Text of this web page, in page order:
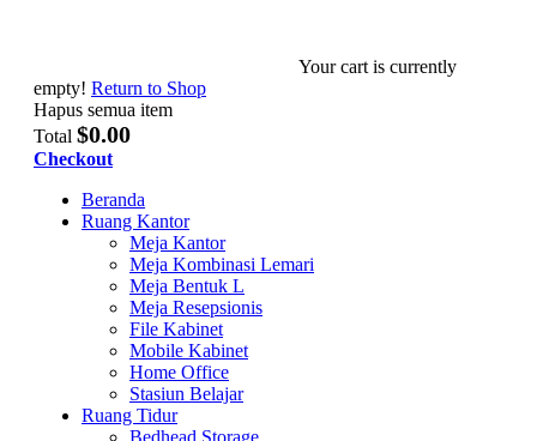
Your cart is currently
empty! Return to Shop
Hapus semua item
Total $0.00
Checkout
Beranda
Ruang Kantor
Meja Kantor
Meja Kombinasi Lemari
Meja Bentuk L
Meja Resepsionis
File Kabinet
Mobile Kabinet
Home Office
Stasiun Belajar
Ruang Tidur
Bedhead Storage